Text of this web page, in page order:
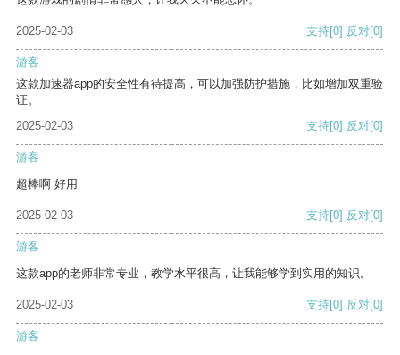
2025-02-03 支持[0] 反对[0]
游客
这款加速器app的安全性有待提高，可以加强防护措施，比如增加双重验
证。
2025-02-03
支持[0] 反对[0]
游客
超棒啊 好用
2025-02-03 支持[0] 反对[0]
游客
这款app的老师非常专业，教学水平很高，让我能够学到实用的知识。
2025-02-03 支持[0] 反对[0]
游客